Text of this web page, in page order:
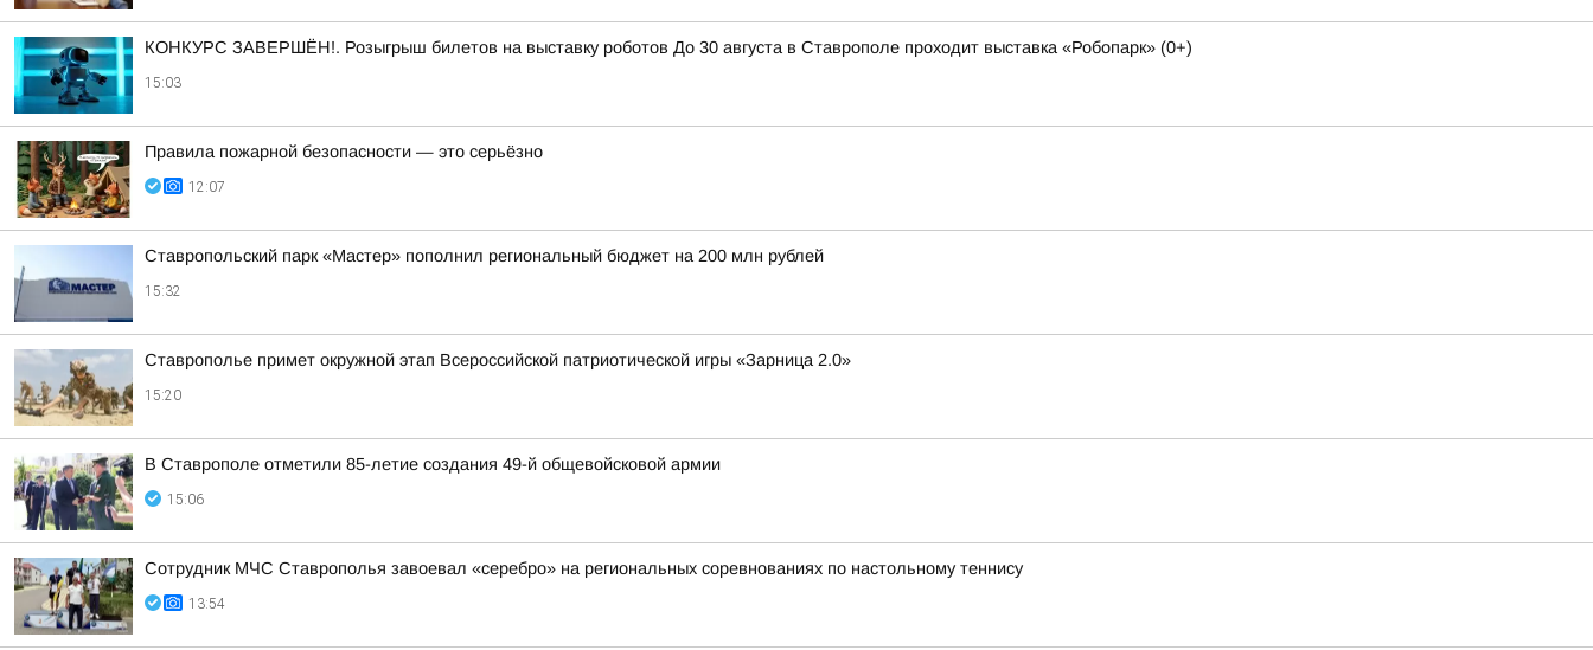
КОНКУРС ЗАВЕРШЁН!. Розыгрыш билетов на выставку роботов До 30 августа в Ставрополе проходит выставка «Робопарк» (0+)
15:03
Правила пожарной безопасности — это серьёзно
12:07
Ставропольский парк «Мастер» пополнил региональный бюджет на 200 млн рублей
15:32
Ставрополье примет окружной этап Всероссийской патриотической игры «Зарница 2.0»
15:20
В Ставрополе отметили 85-летие создания 49-й общевойсковой армии
15:06
Сотрудник МЧС Ставрополья завоевал «серебро» на региональных соревнованиях по настольному теннису
13:54